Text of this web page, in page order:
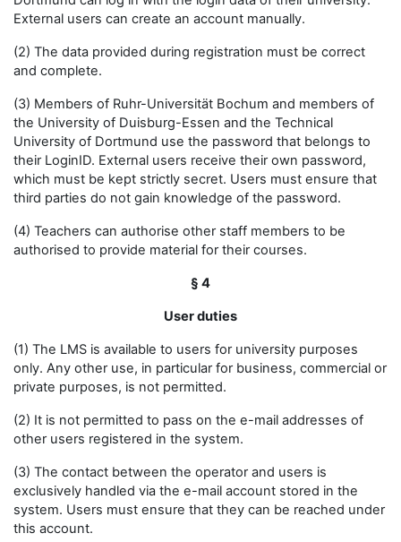
External users can create an account manually.
(2) The data provided during registration must be correct
and complete.
(3) Members of Ruhr-Universität Bochum and members of
the University of Duisburg-Essen and the Technical
University of Dortmund use the password that belongs to
their LoginID. External users receive their own password,
which must be kept strictly secret. Users must ensure that
third parties do not gain knowledge of the password.
(4) Teachers can authorise other staff members to be
authorised to provide material for their courses.
§ 4
User duties
(1) The LMS is available to users for university purposes
only. Any other use, in particular for business, commercial or
private purposes, is not permitted.
(2) It is not permitted to pass on the e-mail addresses of
other users registered in the system.
(3) The contact between the operator and users is
exclusively handled via the e-mail account stored in the
system. Users must ensure that they can be reached under
this account.